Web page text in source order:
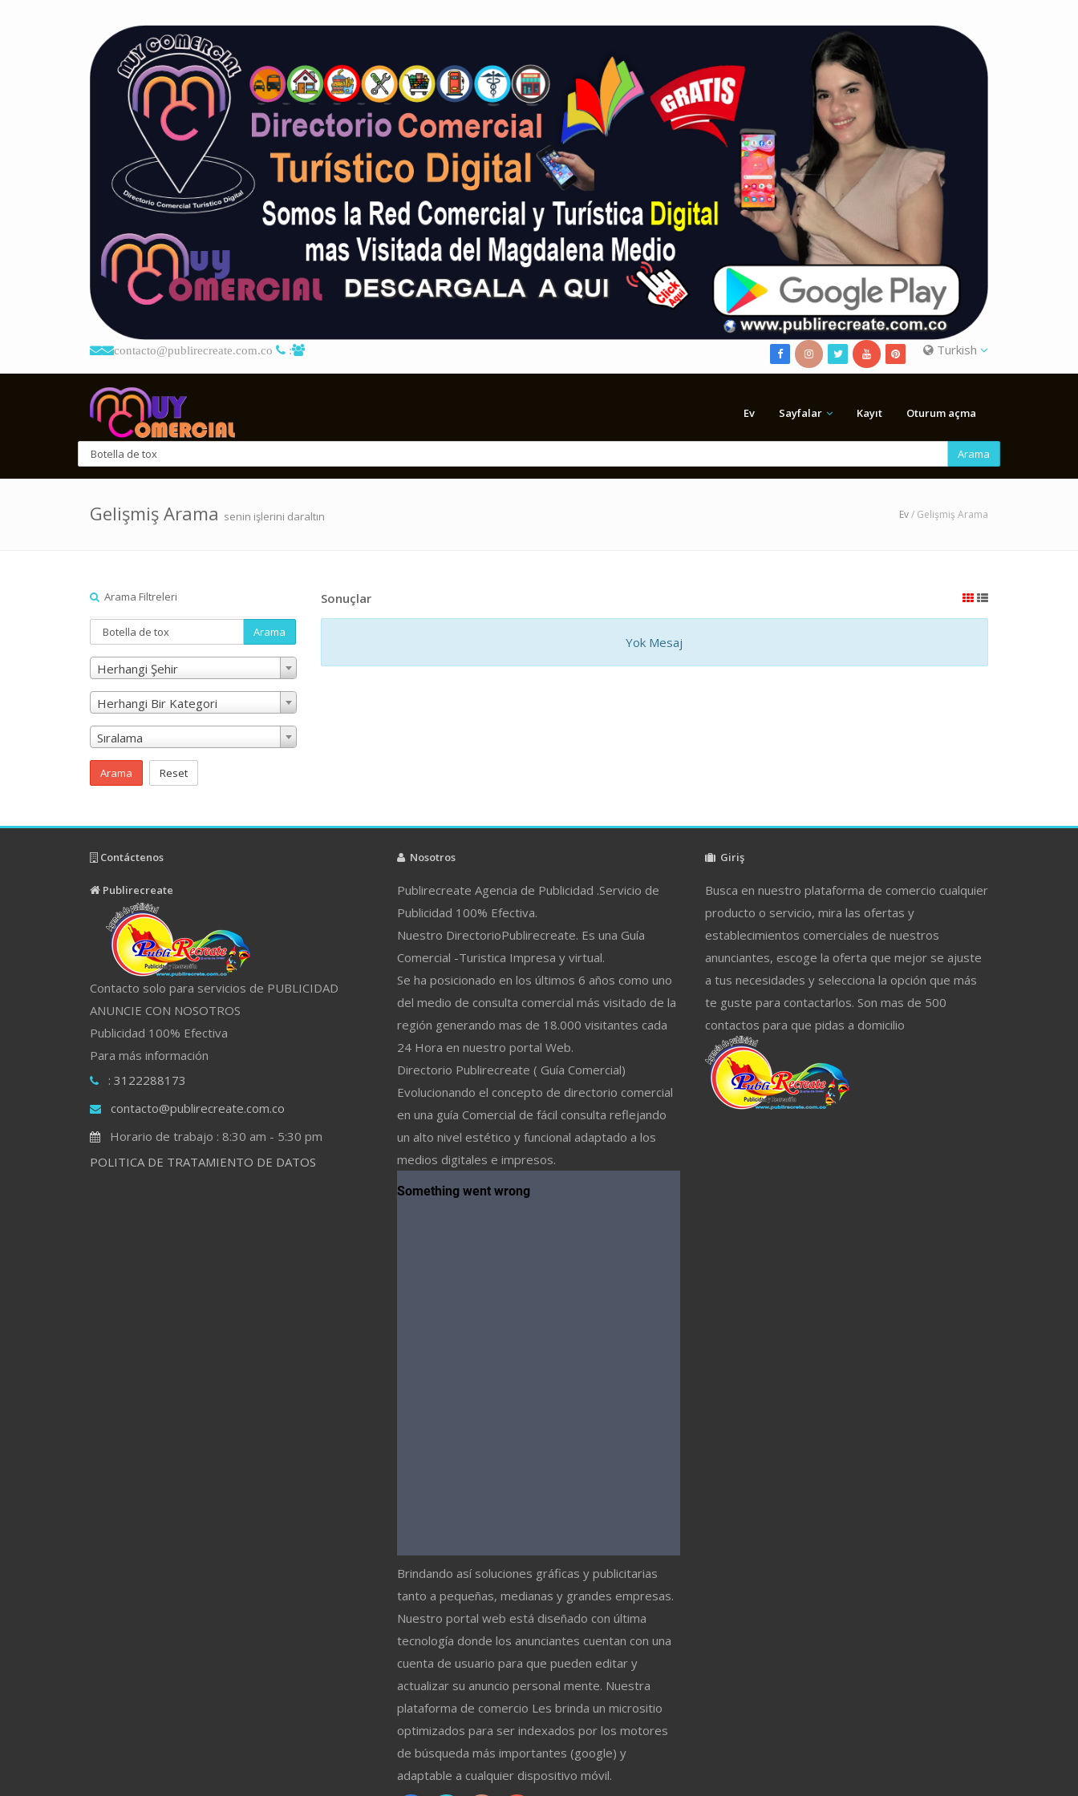
contacto@publirecreate.com.co : Turkish
Ev Sayfalar Kayıt Oturum açma
Arama
Gelişmiş Arama senin işlerini daraltın Ev/ Gelişmiş Arama
Arama Filtreleri
Arama
Herhangi Şehir
Herhangi Bir Kategori
Sıralama
Arama Reset
Sonuçlar
Yok Mesaj
Contáctenos
Publirecreate
Contacto solo para servicios de PUBLICIDAD
ANUNCIE CON NOSOTROS
Publicidad 100% Efectiva
Para más información
: 3122288173
contacto@publirecreate.com.co
Horario de trabajo : 8:30 am - 5:30 pm
POLITICA DE TRATAMIENTO DE DATOS
Nosotros
Publirecreate Agencia de Publicidad .Servicio de
Publicidad 100% Efectiva.
Nuestro DirectorioPublirecreate. Es una Guía
Comercial -Turistica Impresa y virtual.
Se ha posicionado en los últimos 6 años como uno
del medio de consulta comercial más visitado de la
región generando mas de 18.000 visitantes cada
24 Hora en nuestro portal Web.
Directorio Publirecreate ( Guía Comercial)
Evolucionando el concepto de directorio comercial
en una guía Comercial de fácil consulta reflejando
un alto nivel estético y funcional adaptado a los
medios digitales e impresos.
Brindando así soluciones gráficas y publicitarias
tanto a pequeñas, medianas y grandes empresas.
Nuestro portal web está diseñado con última
tecnología donde los anunciantes cuentan con una
cuenta de usuario para que pueden editar y
actualizar su anuncio personal mente. Nuestra
plataforma de comercio Les brinda un micrositio
optimizados para ser indexados por los motores
de búsqueda más importantes (google) y
adaptable a cualquier dispositivo móvil.
Giriş
Busca en nuestro plataforma de comercio cualquier
producto o servicio, mira las ofertas y
establecimientos comerciales de nuestros
anunciantes, escoge la oferta que mejor se ajuste
a tus necesidades y selecciona la opción que más
te guste para contactarlos. Son mas de 500
contactos para que pidas a domicilio